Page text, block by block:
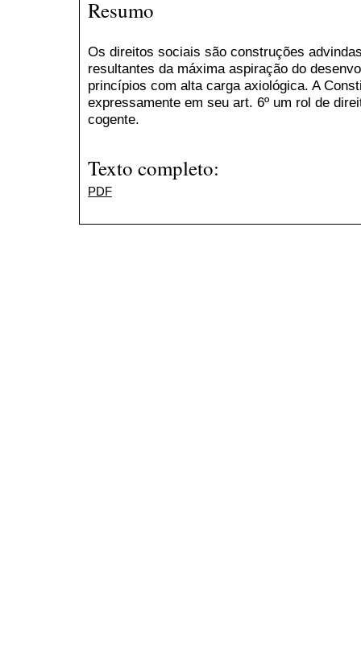
Resumo
Os direitos sociais são construções
resultantes da máxima aspiração do
princípios com alta carga axiológica. A
expressamente em seu art. 6º um rol de
cogente.
Texto completo:
PDF